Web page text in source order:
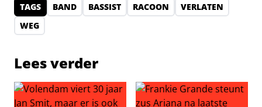
TAGS BAND BASSIST RACOON
VERLATEN
WEG
Lees verder